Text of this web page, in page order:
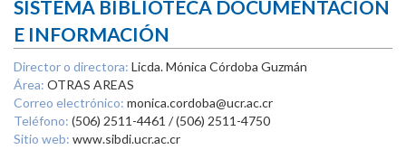
SISTEMA BIBLIOTECA DOCUMENTACIÓN
E INFORMACIÓN
Director o directora: Licda. Mónica Córdoba Guzmán
Área: OTRAS AREAS
Correo electrónico: monica.cordoba@ucr.ac.cr
Teléfono: (506) 2511-4461 / (506) 2511-4750
Sitio web: www.sibdi.ucr.ac.cr